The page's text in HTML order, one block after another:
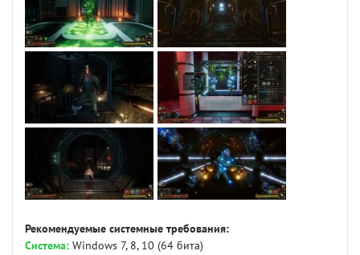
Рекомендуемые системные требования:
Система: Windows 7, 8, 10 (64 бита)